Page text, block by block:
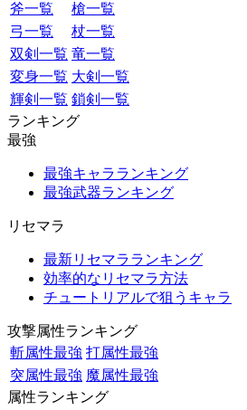
斧一覧
槍一覧
弓一覧
杖一覧
双剣一覧 竜一覧
変身一覧 大剣一覧
輝剣一覧 鎖剣一覧
ランキング
最強
最強キャラランキング
最強武器ランキング
リセマラ
最新リセマラランキング
効率的なリセマラ方法
チュートリアルで狙うキャラ
攻撃属性ランキング
斬属性最強 打属性最強
突属性最強 魔属性最強
属性ランキング